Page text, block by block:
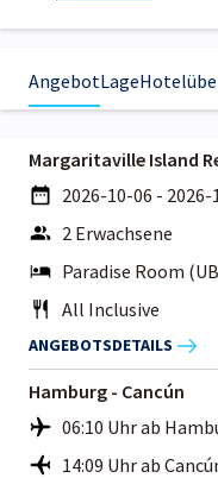
AngebotLage
Margaritaville Island
2026-10-06 - 2026-
2 Erwachsene
Paradise Room
All Inclusive
ANGEBOTSDETAILS
Hamburg - Cancún
06:10 Uhr ab
14:09 Uhr ab